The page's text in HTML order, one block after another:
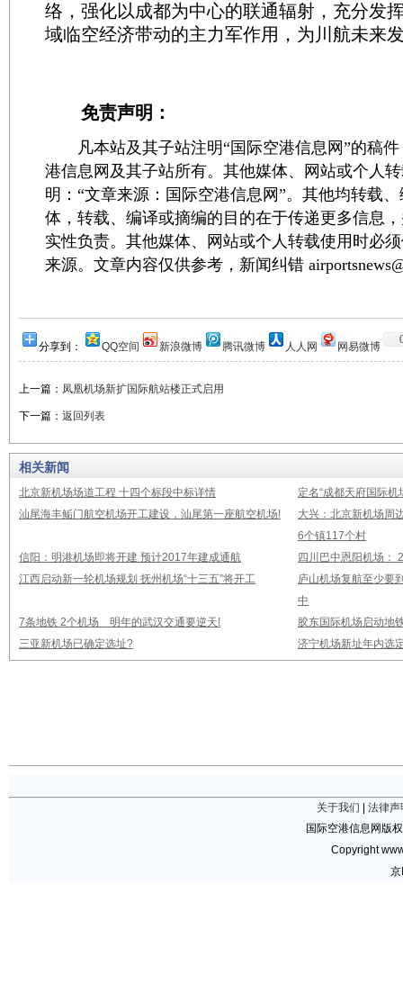
络，强化以成都为中心的联通辐射，充分发
域临空经济带动的主力军作用，为川航未来
免责声明：
凡本站及其子站注明“国际空港信息网”的稿件
港信息网及其子站所有。其他媒体、网站或个人
明：“文章来源：国际空港信息网”。其他均转载
体，转载、编译或摘编的目的在于传递更多信息
实性负责。其他媒体、网站或个人转载使用时必
来源。文章内容仅供参考，新闻纠错
分享到： QQ空间 新浪微博 腾讯微博 人人网 网易微博
上一篇： 凤凰机场新扩国际航站楼正式启用
下一篇： 返回列表
相关新闻
北京新机场场道工程 十四个标段中标详情
定名“成都天府国际
汕尾海丰鲘门航空机场开工建设，汕尾第一座航空机场!
大兴：北京新机场周
6个镇117个村
信阳：明港机场即将开建 预计2017年建成通航
四川巴中恩阳机场：
江西启动新一轮机场规划 抚州机场“十三五”将开工
庐山机场复航至少要
中
7条地铁 2个机场 明年的武汉交通要逆天!
胶东国际机场启动地
三亚新机场已确定选址?
济宁机场新址年内选
关于我们
法律声
国际空港信息网版
Copyright